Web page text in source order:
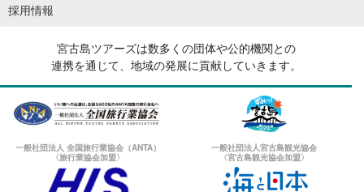
か？
採用情報
宮古島ツアーズは数多くの団体や公的機関との
連携を通じて、地域の発展に貢献していきます。
一般社団法人 全国旅行業協会（ANTA）
〈旅行業協会加盟〉
一般社団法人宮古島観光協会
〈宮古島観光協会加盟〉